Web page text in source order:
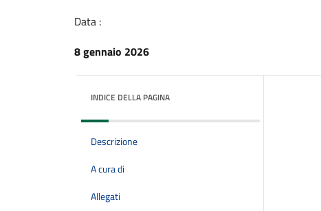
Data :
8 gennaio 2026
INDICE DELLA PAGINA
Descrizione
A cura di
Allegati